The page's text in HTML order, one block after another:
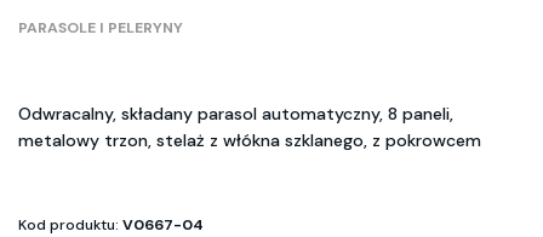
PARASOLE I PELERYNY
Odwracalny, składany parasol automatyczny, 8 paneli,
metalowy trzon, stelaż z włókna szklanego, z pokrowcem
Kod produktu: V0667-04